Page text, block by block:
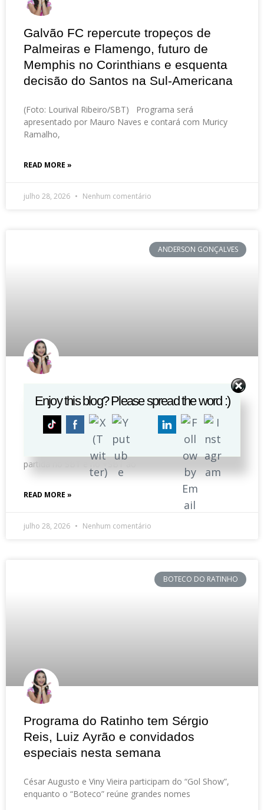
Galvão FC repercute tropeços de
Palmeiras e Flamengo, futuro de
Memphis no Corinthians e esquenta
decisão do Santos na Sul-Americana
(Foto: Lourival Ribeiro/SBT) Programa será
apresentado por Mauro Naves e contará com Muricy
Ramalho,
READ MORE »
julho 28, 2026 Nenhum comentário
ANDERSON GONÇALVES
Universidad Central por vaga nas
oitavas da Sul-Americana
(Foto: Rogerio Pallatta/SBT) Tiago Leifert narra a
partida no SBT e no +SBT ao
READ MORE »
julho 28, 2026 Nenhum comentário
BOTECO DO RATINHO
Programa do Ratinho tem Sérgio
Reis, Luiz Ayrão e convidados
especiais nesta semana
César Augusto e Viny Vieira participam do “Gol Show”,
enquanto o “Boteco” reúne grandes nomes
Enjoy this blog? Please spread the word :)